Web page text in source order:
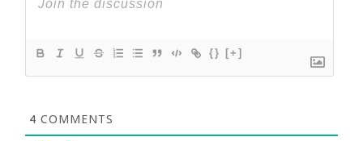
{} [+]
4 COMMENTS